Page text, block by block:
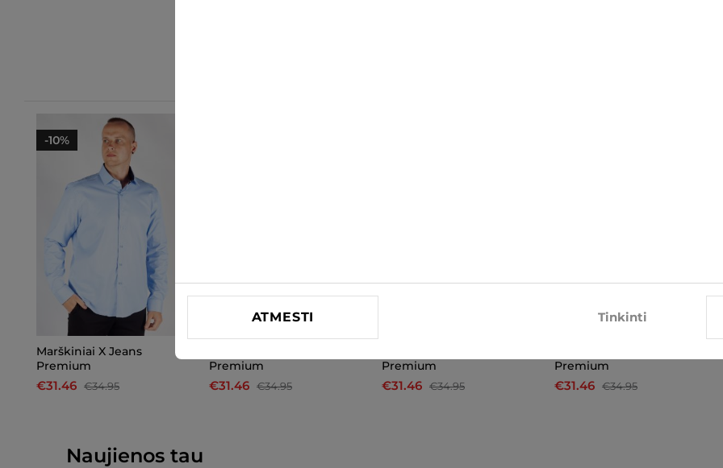
-10%
Marškiniai X Jeans
Premium
€31.46 €34.95
Premium
€31.46 €34.95
Premium
€31.46 €34.95
Premium
€31.46 €34.95
Naujienos tau
ATMESTI Tinkinti